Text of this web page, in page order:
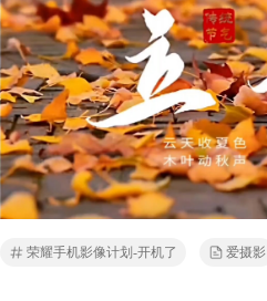
荣耀手机影像计划-开机了 爱摄影